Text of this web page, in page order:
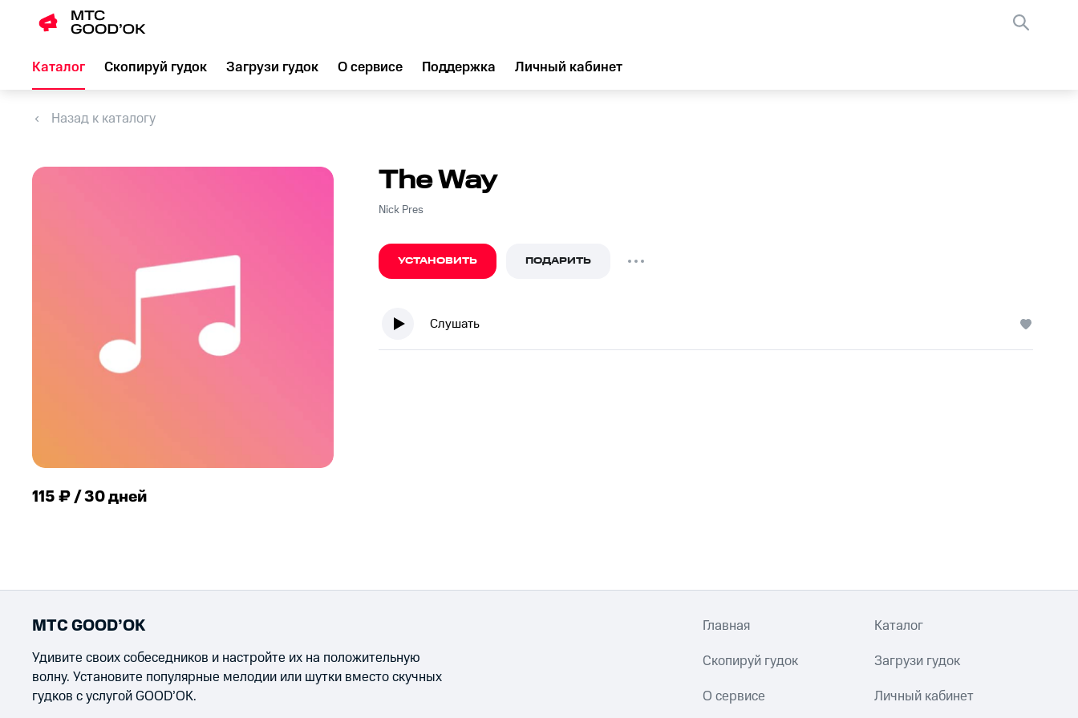
Каталог Скопируй гудок Загрузи гудок О сервисе Поддержка Личный кабинет
Назад к каталогу
115 ₽ / 30 дней
The Way
Nick Pres
УСТАНОВИТЬ ПОДАРИТЬ
Слушать
МТС GOOD’OK
Удивите своих собеседников и настройте их на положительную
волну. Установите популярные мелодии или шутки вместо скучных
гудков с услугой GOOD’OK.
Главная Каталог
Скопируй гудок Загрузи гудок
О сервисе Личный кабинет